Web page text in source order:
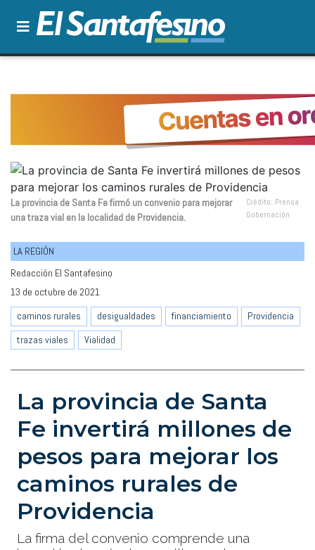
La provincia de Santa Fe firmó un convenio para mejorar
una traza vial en la localidad de Providencia.
Crédito: Prensa
Gobernación
LA REGIÓN
Redacción El Santafesino
13 de octubre de 2021
caminos rurales
desigualdades financiamiento
Providencia
trazas viales
Vialidad
La provincia de Santa
Fe invertirá millones de
pesos para mejorar los
caminos rurales de
Providencia
La firma del convenio comprende una